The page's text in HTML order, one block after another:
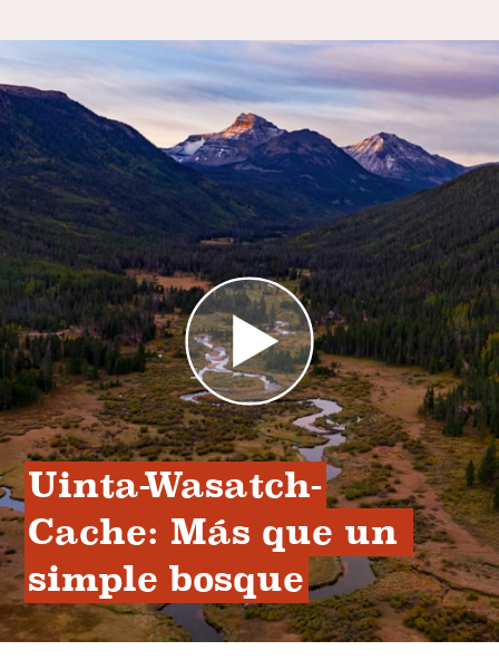
Uinta-Wasatch-
Cache: Más que un
simple bosque